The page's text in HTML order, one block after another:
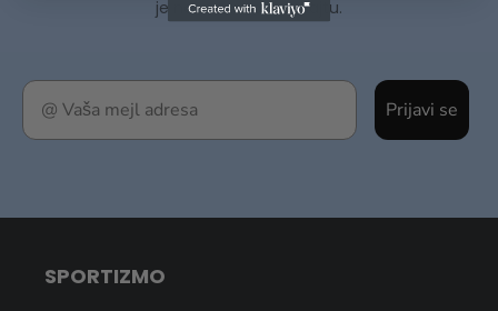
Prijavi se
je novo na našem sajtu.
SPORTIZMO